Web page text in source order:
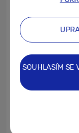
OLED
bez rušivého
typů panelů.
Free
díky redukci
SOUHLASÍM SE